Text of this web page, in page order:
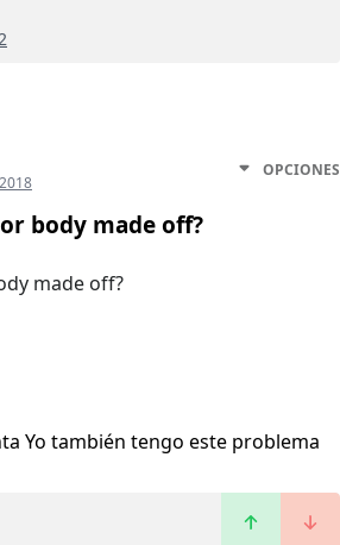
OPCIONES
body made off?
made off?
Yo también tengo este problema